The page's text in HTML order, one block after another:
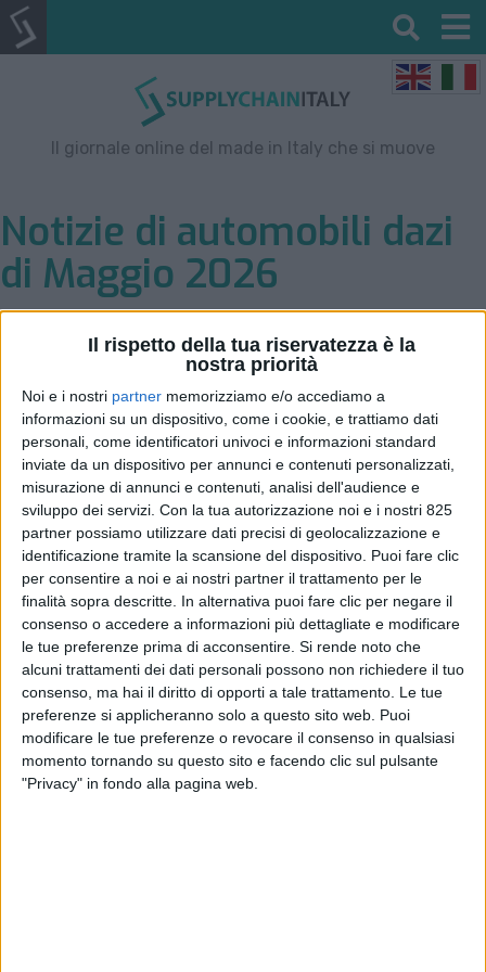
Il rispetto della tua riservatezza è la
nostra priorità
Noi e i nostri partner memorizziamo e/o accediamo a
informazioni su un dispositivo, come i cookie, e trattiamo dati
personali, come identificatori univoci e informazioni standard
inviate da un dispositivo per annunci e contenuti personalizzati,
misurazione di annunci e contenuti, analisi dell'audience e
sviluppo dei servizi. Con la tua autorizzazione noi e i nostri 825
partner possiamo utilizzare dati precisi di geolocalizzazione e
identificazione tramite la scansione del dispositivo. Puoi fare clic
per consentire a noi e ai nostri partner il trattamento per le
finalità sopra descritte. In alternativa puoi fare clic per negare il
consenso o accedere a informazioni più dettagliate e modificare
le tue preferenze prima di acconsentire. Si rende noto che
alcuni trattamenti dei dati personali possono non richiedere il tuo
consenso, ma hai il diritto di opporti a tale trattamento. Le tue
preferenze si applicheranno solo a questo sito web. Puoi
modificare le tue preferenze o revocare il consenso in qualsiasi
momento tornando su questo sito e facendo clic sul pulsante
"Privacy" in fondo alla pagina web.
Il giornale online del made in Italy che si muove
Notizie di automobili dazi
di Maggio 2026
Filtro per data
Trump annuncia dazi Usa
sulle auto europee al 25%,
settore in allarme
ECONOMIA
1 MAGGIO 2026
VUOI RICEVERE AGGIORNAMENTI SUI
TUOI TOPICS PREFERITI OGNI